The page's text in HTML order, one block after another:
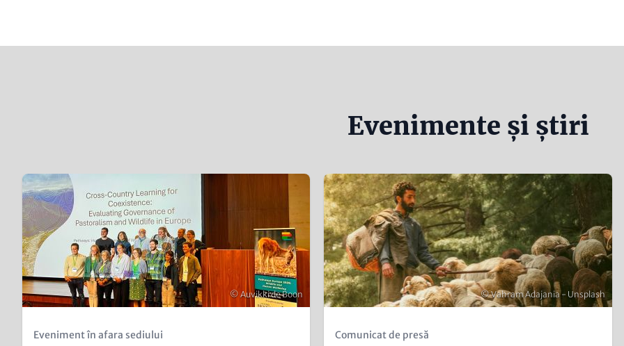
Evenimente și știri
Content
items
Teaser
Image
Copyright
© Auvikki de Boon
Kicker
Eveniment în afara sediului
Teaser
Image
Copyright
© Vahram Adajania - Unsplash
Kicker
Comunicat de presă